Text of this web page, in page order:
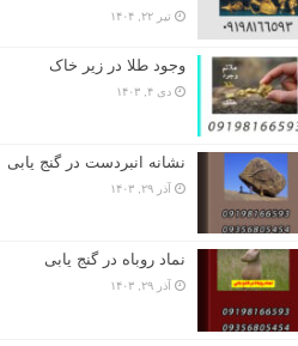
تیر ۲۲, ۱۴۰۴
وجود طلا در زیر خاک
دی ۴, ۱۴۰۳
نشانه انبردست در گنج یابی
آذر ۲۹, ۱۴۰۳
نماد روباه در گنج یابی
آذر ۲۹, ۱۴۰۳